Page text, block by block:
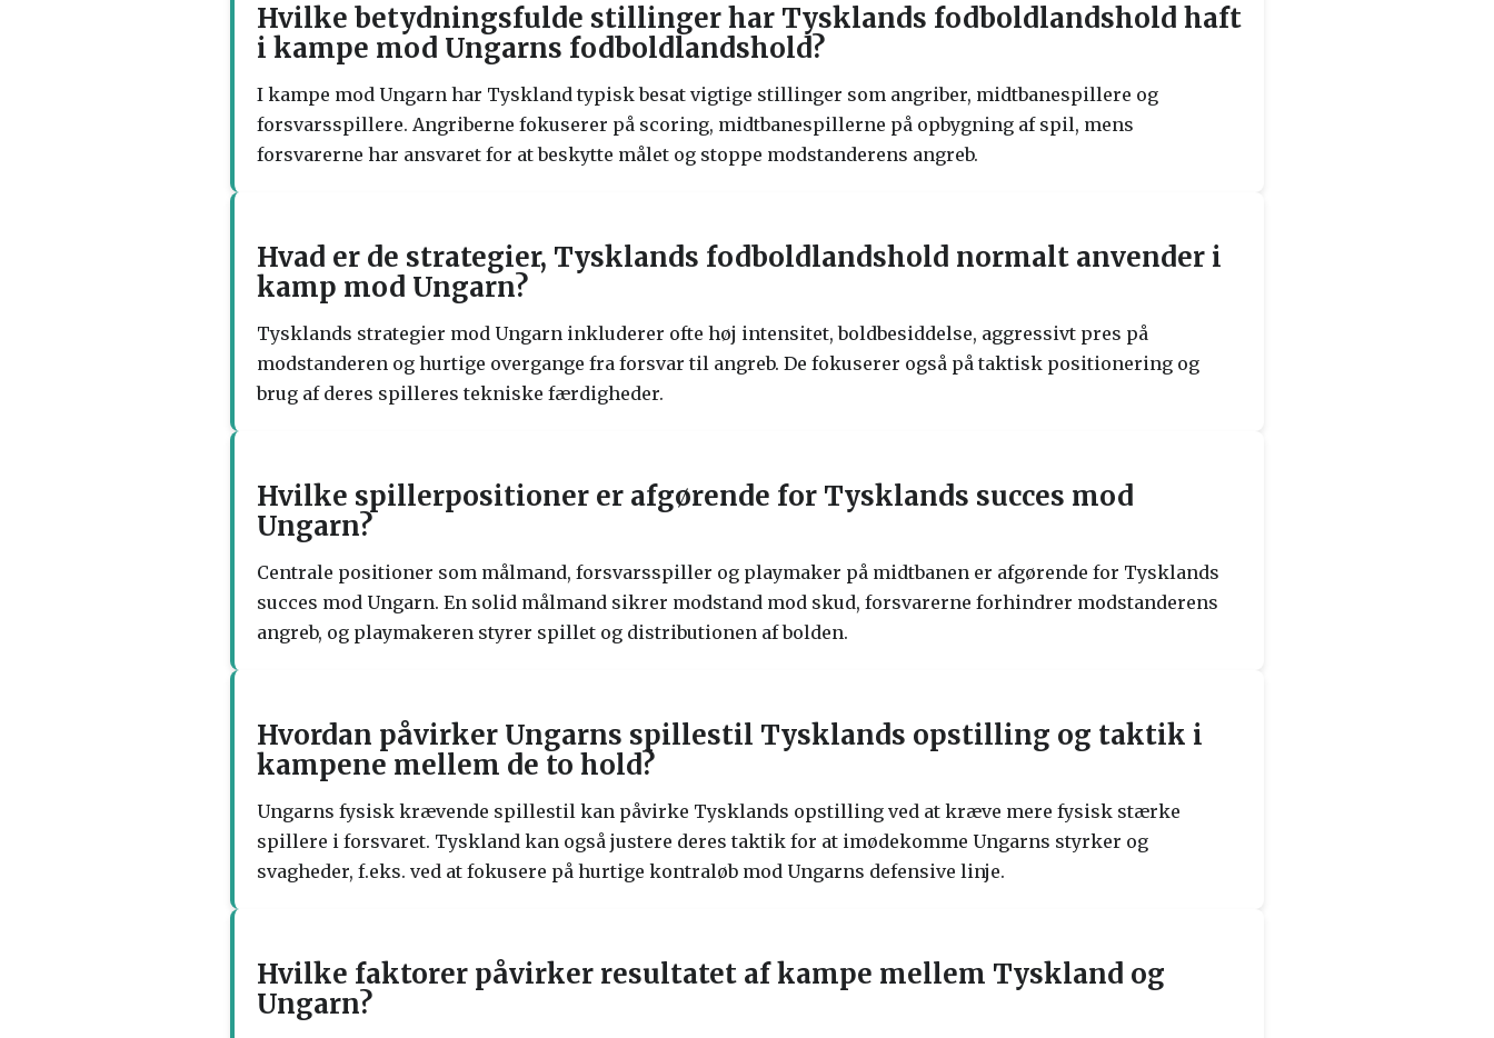
Hvilke betydningsfulde stillinger har Tysklands fodboldlandshold haft
i kampe mod Ungarns fodboldlandshold?
I kampe mod Ungarn har Tyskland typisk besat vigtige stillinger som angriber, midtbanespillere og
forsvarsspillere. Angriberne fokuserer på scoring, midtbanespillerne på opbygning af spil, mens
forsvarerne har ansvaret for at beskytte målet og stoppe modstanderens angreb.
Hvad er de strategier, Tysklands fodboldlandshold normalt anvender i
kamp mod Ungarn?
Tysklands strategier mod Ungarn inkluderer ofte høj intensitet, boldbesiddelse, aggressivt pres på
modstanderen og hurtige overgange fra forsvar til angreb. De fokuserer også på taktisk positionering og
brug af deres spilleres tekniske færdigheder.
Hvilke spillerpositioner er afgørende for Tysklands succes mod
Ungarn?
Centrale positioner som målmand, forsvarsspiller og playmaker på midtbanen er afgørende for Tysklands
succes mod Ungarn. En solid målmand sikrer modstand mod skud, forsvarerne forhindrer modstanderens
angreb, og playmakeren styrer spillet og distributionen af bolden.
Hvordan påvirker Ungarns spillestil Tysklands opstilling og taktik i
kampene mellem de to hold?
Ungarns fysisk krævende spillestil kan påvirke Tysklands opstilling ved at kræve mere fysisk stærke
spillere i forsvaret. Tyskland kan også justere deres taktik for at imødekomme Ungarns styrker og
svagheder, f.eks. ved at fokusere på hurtige kontraløb mod Ungarns defensive linje.
Hvilke faktorer påvirker resultatet af kampe mellem Tyskland og
Ungarn?